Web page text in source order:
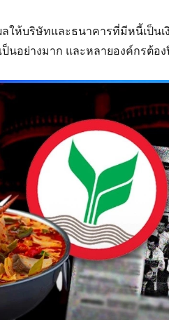
ลให้บริษัทและธนาคารที่มีหนี้เป็น
ป็นอย่างมาก และหลายองค์กรต้อ